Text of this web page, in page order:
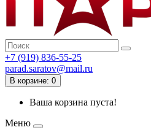
+7 (919) 836-55-25
parad.saratov@mail.ru
В корзине: 0
Ваша корзина пуста!
Меню